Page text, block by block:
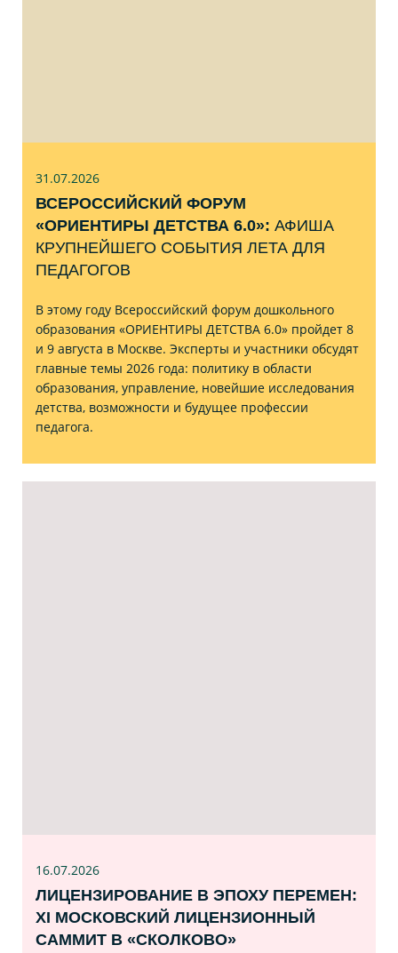
31.07.2026
ВСЕРОССИЙСКИЙ ФОРУМ
«ОРИЕНТИРЫ ДЕТСТВА 6.0»: АФИША
КРУПНЕЙШЕГО СОБЫТИЯ ЛЕТА ДЛЯ
ПЕДАГОГОВ
В этому году Всероссийский форум дошкольного
образования «ОРИЕНТИРЫ ДЕТСТВА 6.0» пройдет 8
и 9 августа в Москве. Эксперты и участники обсудят
главные темы 2026 года: политику в области
образования, управление, новейшие исследования
детства, возможности и будущее профессии
педагога.
16.07.2026
ЛИЦЕНЗИРОВАНИЕ В ЭПОХУ ПЕРЕМЕН:
XI МОСКОВСКИЙ ЛИЦЕНЗИОННЫЙ
САММИТ В «СКОЛКОВО»